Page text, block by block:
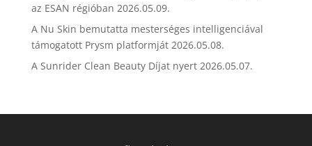
az ESAN régióban 2026.05.09.
A Nu Skin bemutatta mesterséges intelligenciával
támogatott Prysm platformját 2026.05.08.
A Sunrider Clean Beauty Díjat nyert 2026.05.07.